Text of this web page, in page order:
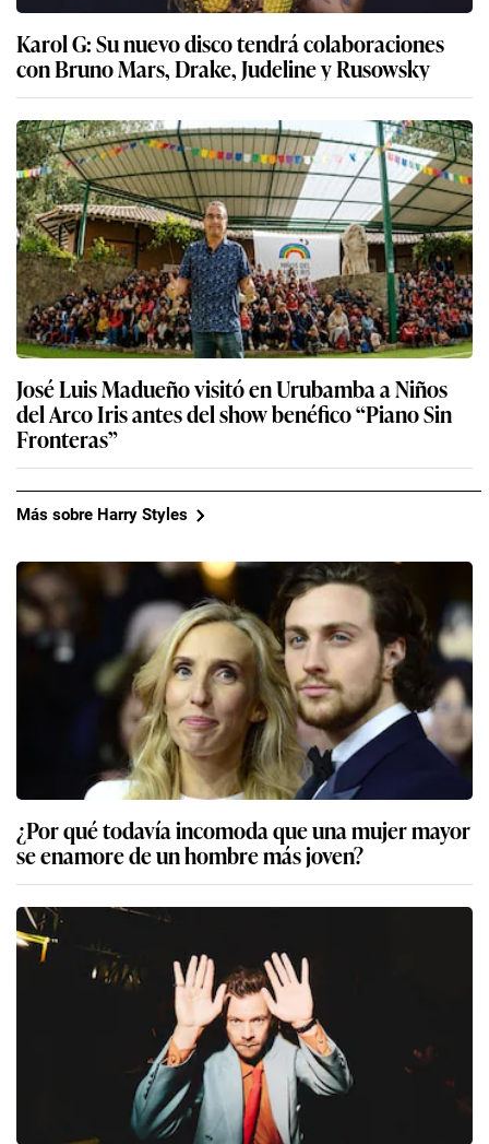
Karol G: Su nuevo disco tendrá colaboraciones
con Bruno Mars, Drake, Judeline y Rusowsky
José Luis Madueño visitó en Urubamba a Niños
del Arco Iris antes del show benéfico “Piano Sin
Fronteras”
Más sobre Harry Styles
¿Por qué todavía incomoda que una mujer mayor
se enamore de un hombre más joven?